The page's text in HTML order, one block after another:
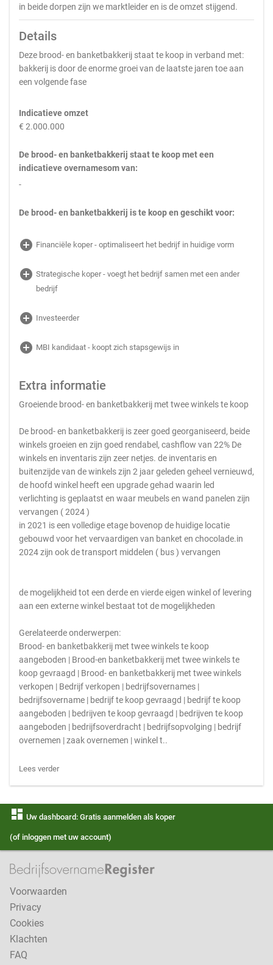
in beide dorpen zijn we marktleider en is de omzet stijgend.
Details
Deze brood- en banketbakkerij staat te koop in verband met:
bakkerij is door de enorme groei van de laatste jaren toe aan
een volgende fase
Indicatieve omzet
€ 2.000.000
De brood- en banketbakkerij staat te koop met een
indicatieve overnamesom van:
-
De brood- en banketbakkerij is te koop en geschikt voor:
add_circle Financiële koper - optimaliseert het bedrijf in huidige vorm
add_circle Strategische koper - voegt het bedrijf samen met een ander
bedrijf
add_circle Investeerder
add_circle MBI kandidaat - koopt zich stapsgewijs in
Extra informatie
Groeiende brood- en banketbakkerij met twee winkels te koop
De brood- en banketbakkerij is zeer goed georganiseerd, beide
winkels groeien en zijn goed rendabel, cashflow van 22% De
winkels en inventaris zijn zeer netjes. de inventaris en
buitenzijde van de winkels zijn 2 jaar geleden geheel vernieuwd,
de hoofd winkel heeft een upgrade gehad waarin led
verlichting is geplaatst en waar meubels en wand panelen zijn
vervangen ( 2024 )
in 2021 is een volledige etage bovenop de huidige locatie
gebouwd voor het vervaardigen van banket en chocolade.in
2024 zijn ook de transport middelen ( bus ) vervangen
de mogelijkheid tot een derde en vierde eigen winkel of levering
aan een externe winkel bestaat tot de mogelijkheden
Gerelateerde onderwerpen:
Brood- en banketbakkerij met twee winkels te koop
aangeboden | Brood-en banketbakkerij met twee winkels te
koop gevraagd | Brood- en banketbakkerij met twee winkels
verkopen | Bedrijf verkopen | bedrijfsovernames |
bedrijfsovername | bedrijf te koop gevraagd | bedrijf te koop
aangeboden | bedrijven te koop gevraagd | bedrijven te koop
aangeboden | bedrijfsoverdracht | bedrijfsopvolging | bedrijf
overnemen | zaak overnemen | winkel t..
Lees verder
dashboard Uw dashboard: Gratis aanmelden als koper
(of inloggen met uw account)
Voorwaarden
Privacy
Cookies
Klachten
FAQ